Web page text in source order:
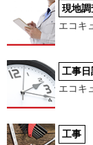
現地
エコキ
工事
エコキ
工事